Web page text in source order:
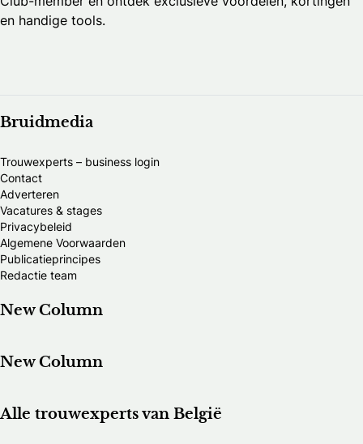
en handige tools.
Bruidmedia
Trouwexperts – business login
Contact
Adverteren
Vacatures & stages
Privacybeleid
Algemene Voorwaarden
Publicatieprincipes
Redactie team
New Column
New Column
Alle trouwexperts van België